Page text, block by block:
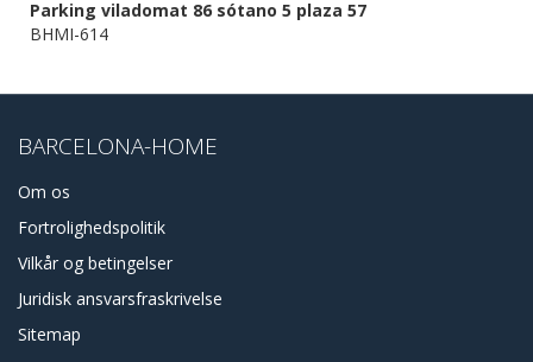
Parking viladomat 86 sótano 5 plaza 57
BHMI-614
BARCELONA-HOME
Om os
Fortrolighedspolitik
Vilkår og betingelser
Juridisk ansvarsfraskrivelse
Sitemap